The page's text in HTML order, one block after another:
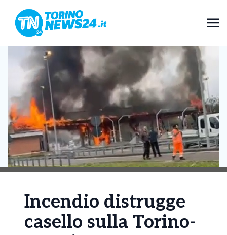
Incendio distrugge
casello sulla Torino-